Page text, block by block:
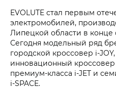
EVOLUTE стал первым
электромобилей,
Липецкой области в конце
Сегодня модельный ряд
городской кроссовер
инновационный кроссовер
премиум-класса i‑JET и
i‑SPACE.